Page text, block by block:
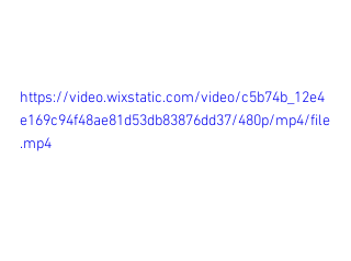
https://video.wixstatic.com/video/c5b74b_12e4
e169c94f48ae81d53db83876dd37/480p/mp4/file
.mp4